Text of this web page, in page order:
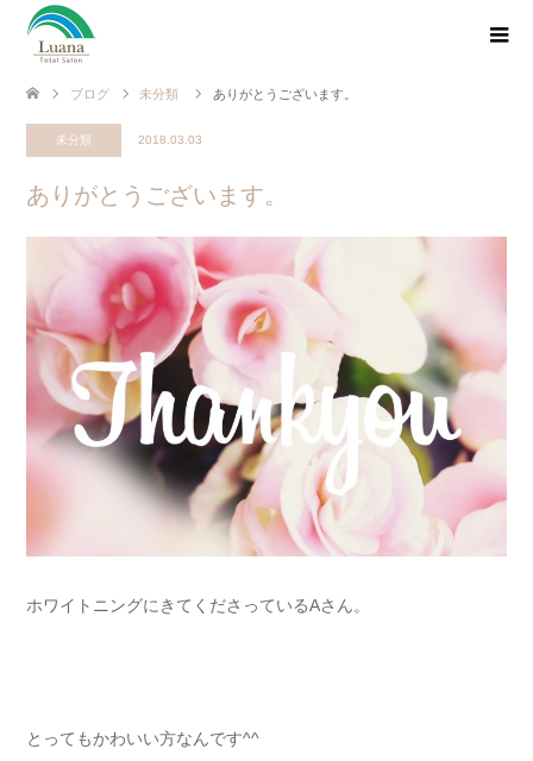
ブログ 未分類 ありがとうございます。
未分類 2018.03.03
ありがとうございます。
ホワイトニングにきてくださっているAさん。
とってもかわいい方なんです^^